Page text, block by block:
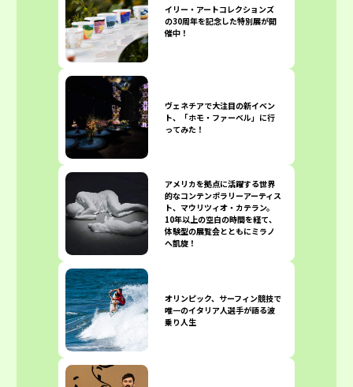
イリー・アートコレクションズ
の30周年を記念した特別展が開
催中！
ヴェネチアで大注目の新イベン
ト、「ホモ・ファーベル」に行
ってみた！
アメリカを拠点に活躍する世界
的なコンテンポラリーアーティス
ト、マウリツィオ・カテラン。
10年以上の空白の時間を経て、
体験型の展覧会とともにミラノ
へ凱旋！
オリンピック、サーフィン競技で
唯一のイタリア人選手が語る波
乗り人生